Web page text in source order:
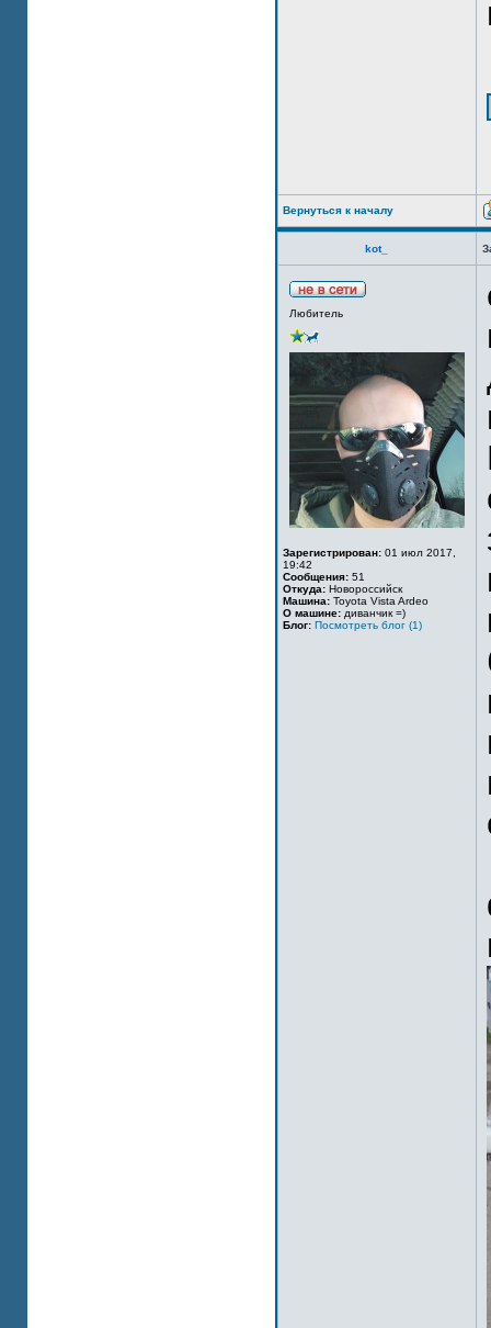
Вернуться к началу
kot_
Любитель
Зарегистрирован: 01 июл 2017,
19:42
Сообщения: 51
Откуда: Новороссийск
Машина: Toyota Vista Ardeo
О машине: диванчик =)
Блог: Посмотреть блог (1)